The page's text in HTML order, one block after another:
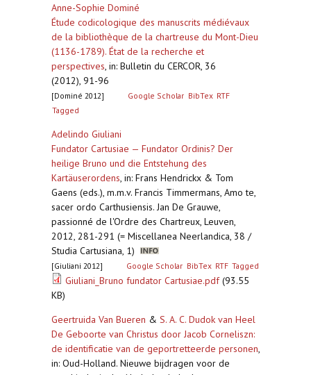
Anne-Sophie Dominé
Étude codicologique des manuscrits médiévaux
de la bibliothèque de la chartreuse du Mont-Dieu
(1136-1789). État de la recherche et
perspectives, in: Bulletin du CERCOR, 36
(2012), 91-96
[Dominé 2012] Google Scholar BibTex RTF
Tagged
Adelindo Giuliani
Fundator Cartusiae — Fundator Ordinis? Der
heilige Bruno und die Entstehung des
Kartäuserordens, in: Frans Hendrickx & Tom
Gaens (eds.), m.m.v. Francis Timmermans, Amo te,
sacer ordo Carthusiensis. Jan De Grauwe,
passionné de l'Ordre des Chartreux, Leuven,
2012, 281-291 (= Miscellanea Neerlandica, 38 /
Studia Cartusiana, 1)
[Giuliani 2012] Google Scholar BibTex RTF Tagged
Giuliani_Bruno fundator Cartusiae.pdf(93.55
KB)
Geertruida Van Bueren & S. A. C. Dudok van Heel
De Geboorte van Christus door Jacob Corneliszn:
de identificatie van de geportretteerde personen,
in: Oud-Holland. Nieuwe bijdragen voor de